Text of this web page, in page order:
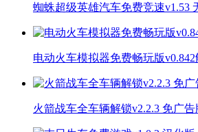
蜘蛛超级英雄汽车免费竞速v1.53
电动火车模拟器免费畅玩版
火箭战车全车辆解锁v2.2.3 免广告